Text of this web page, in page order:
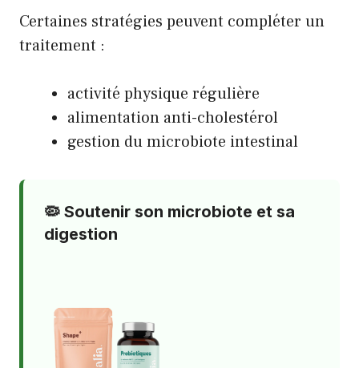
Certaines stratégies peuvent compléter un
traitement :
activité physique régulière
alimentation anti-cholestérol
gestion du microbiote intestinal
🦠 Soutenir son microbiote et sa
digestion